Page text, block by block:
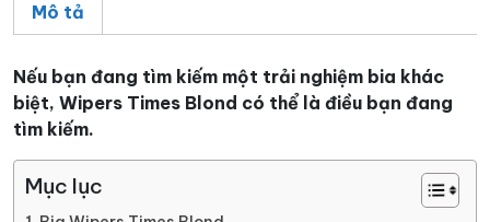
Mô tả
Nếu bạn đang tìm kiếm một trải nghiệm bia khác
biệt, Wipers Times Blond có thể là điều bạn đang
tìm kiếm.
Mục lục